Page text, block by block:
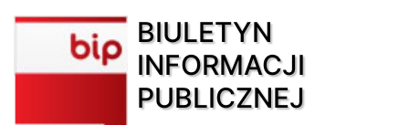
BIULETYN
INFORMACJI
PUBLICZNEJ